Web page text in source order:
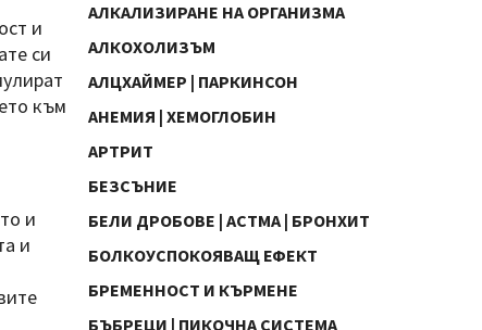
и
си
към
и
и
АЛКАЛИЗИРАНЕ НА ОРГАНИЗМА
АЛКОХОЛИЗЪМ
АЛЦХАЙМЕР | ПАРКИНСОН
АНЕМИЯ | ХЕМОГЛОБИН
АРТРИТ
БЕЗСЪНИЕ
БЕЛИ ДРОБОВЕ | АСТМА | БРОНХИТ
БОЛКОУСПОКОЯВАЩ ЕФЕКТ
БРЕМЕННОСТ И КЪРМЕНЕ
БЪБРЕЦИ | ПИКОЧНА СИСТЕМА